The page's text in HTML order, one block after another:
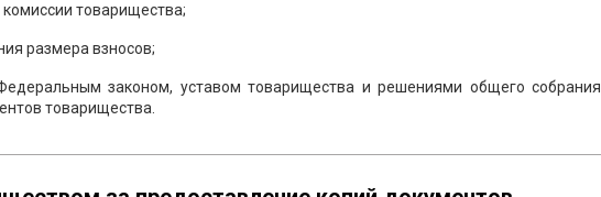
товарищества;
размера взносов;
законом, уставом товарищества и решениями общего собрания
товарищества.